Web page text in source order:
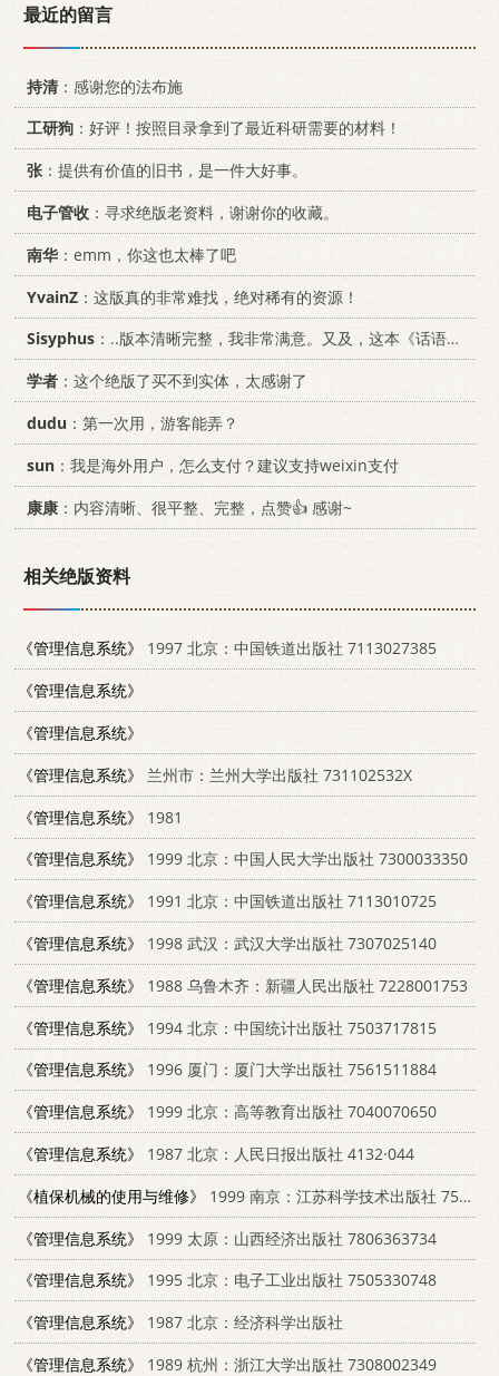
最近的留言
持清：感谢您的法布施
工研狗 ：好评！按照目录拿到了最近科研需要的材料！
张：提供有价值的旧书，是一件大好事。
电子管收 ：寻求绝版老资料，谢谢你的收藏。
南华 ：emm，你这也太棒了吧
YvainZ ：这版真的非常难找，绝对稀有的资源！
Sisyphus ：..版本清晰完整，我非常满意。又及，这本《话语的真相》...
学者 ：这个绝版了买不到实体，太感谢了
dudu ：第一次用，游客能弄？
sun ：我是海外用户，怎么支付？建议支持weixin支付
康康 ：内容清晰、很平整、完整，点赞👍 感谢~
相关绝版资料
《管理信息系统》
1997 北京：中国铁道出版社 7113027385
《管理信息系统》
《管理信息系统》
《管理信息系统》
兰州市：兰州大学出版社 731102532X
《管理信息系统》
1981
《管理信息系统》
1999 北京：中国人民大学出版社 7300033350
《管理信息系统》
1991 北京：中国铁道出版社 7113010725
《管理信息系统》
1998 武汉：武汉大学出版社 7307025140
《管理信息系统》
1988 乌鲁木齐：新疆人民出版社 7228001753
《管理信息系统》
1994 北京：中国统计出版社 7503717815
《管理信息系统》
1996 厦门：厦门大学出版社 7561511884
《管理信息系统》
1999 北京：高等教育出版社 7040070650
《管理信息系统》
1987 北京：人民日报出版社 4132·044
《植保机械的使用与维修》
1999 南京：江苏科学技术出版社 7534529352
《管理信息系统》
1999 太原：山西经济出版社 7806363734
《管理信息系统》
1995 北京：电子工业出版社 7505330748
《管理信息系统》
1987 北京：经济科学出版社
《管理信息系统》
1989 杭州：浙江大学出版社 7308002349